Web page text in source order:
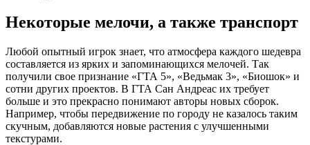
Некоторые мелочи, а также транспорт
Любой опытный игрок знает, что атмосфера каждого шедевра
составляется из ярких и запоминающихся мелочей. Так
получили свое признание «ГТА 5», «Ведьмак 3», «Биошок» и
сотни других проектов. В ГТА Сан Андреас их требует
больше и это прекрасно понимают авторы новых сборок.
Например, чтобы передвижение по городу не казалось таким
скучным, добавляются новые растения с улучшенными
текстурами.